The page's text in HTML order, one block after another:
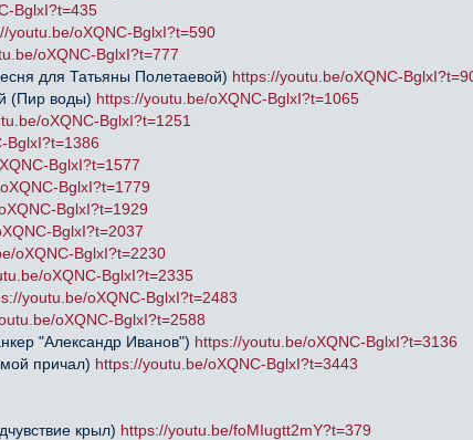
BglxI?t=435
youtu.be/oXQNC-BglxI?t=590
oXQNC-BglxI?t=777
для Татьяны Полетаевой) https://youtu.be/oXQNC-
(Пир воды) https://youtu.be/oXQNC-BglxI?t=1065
oXQNC-BglxI?t=1251
BglxI?t=1386
BglxI?t=1577
BglxI?t=1779
BglxI?t=1929
BglxI?t=2037
oXQNC-BglxI?t=2230
oXQNC-BglxI?t=2335
youtu.be/oXQNC-BglxI?t=2483
oXQNC-BglxI?t=2588
"Александр Иванов") https://youtu.be/oXQNC-BglxI?t=3136
причал) https://youtu.be/oXQNC-BglxI?t=3443
крыл) https://youtu.be/foMIugtt2mY?t=379